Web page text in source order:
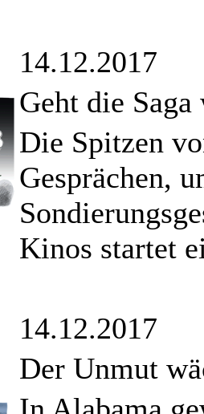
14.12.2017
Geht die Saga
Die Spitzen
Gesprächen,
Kinos startet
14.12.2017
Der Unmut